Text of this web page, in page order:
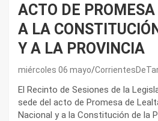
ACTO DE
A LA
Y A LA PROVINCIA
miércoles 06 mayo
El Recinto de Sesiones de la
sede del acto de Promesa de
Nacional y a la Constitución de la